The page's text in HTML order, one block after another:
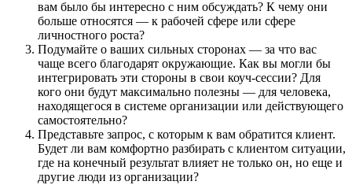
вам было бы интересно с ним обсуждать? К чему они
больше относятся — к рабочей сфере или сфере
личностного роста?
Подумайте о ваших сильных сторонах — за что вас
чаще всего благодарят окружающие. Как вы могли бы
интегрировать эти стороны в свои коуч-сессии? Для
кого они будут максимально полезны — для человека,
находящегося в системе организации или действующего
самостоятельно?
Представьте запрос, с которым к вам обратится клиент.
Будет ли вам комфортно разбирать с клиентом ситуации,
где на конечный результат влияет не только он, но еще и
другие люди из организации?